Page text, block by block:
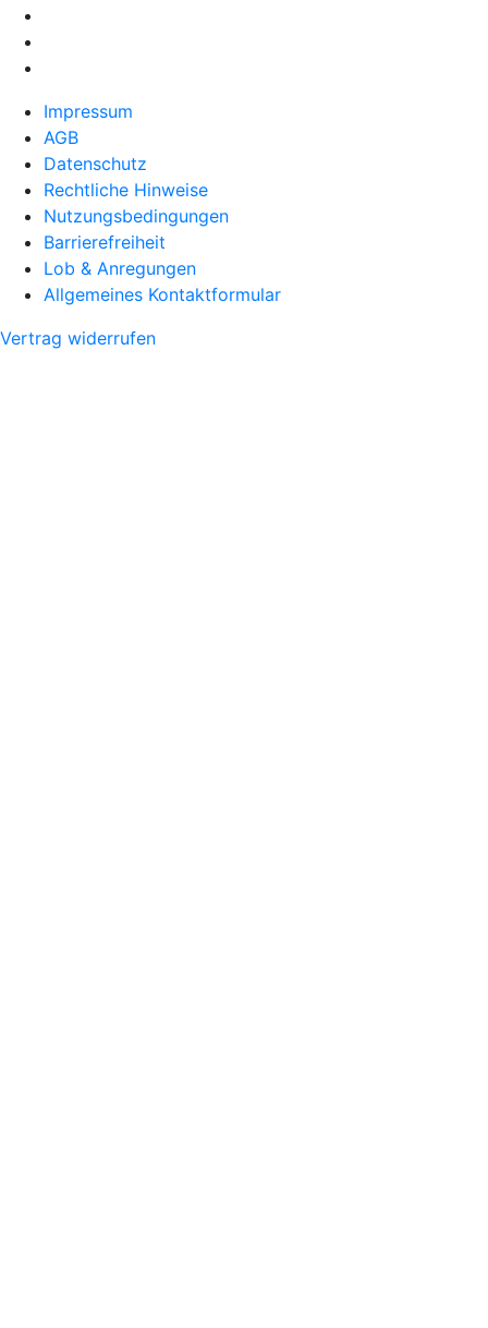
Impressum
AGB
Datenschutz
Rechtliche Hinweise
Nutzungsbedingungen
Barrierefreiheit
Lob & Anregungen
Allgemeines Kontaktformular
Vertrag widerrufen